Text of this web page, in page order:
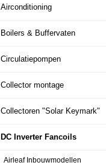
Airconditioning
Boilers & Buffervaten
Circulatiepompen
Collector montage
Collectoren "Solar Keymark"
DC Inverter Fancoils
Airleaf Inbouwmodellen